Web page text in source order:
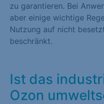
zu garantieren. Bei
aber einige wichtige
Nutzung auf nicht
beschränkt.
Ist das
Ozon